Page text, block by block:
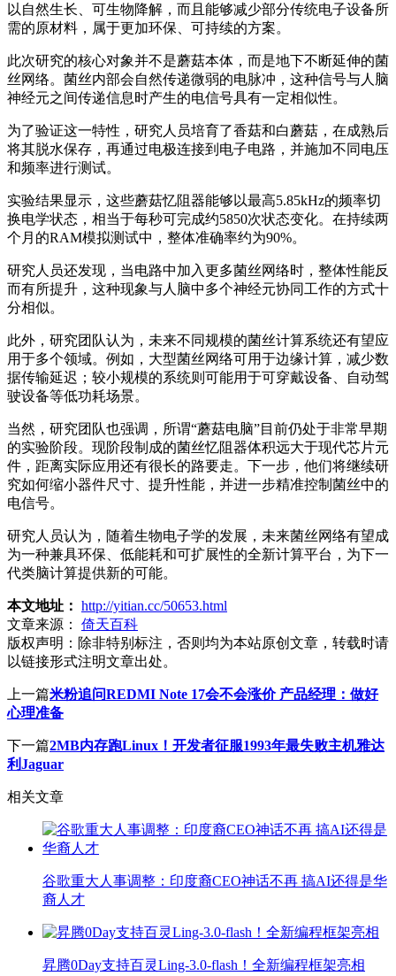
以自然生长、可生物降解，而且能够减少部分传统电子设备所
需的原材料，属于更加环保、可持续的方案。
此次研究的核心对象并不是蘑菇本体，而是地下不断延伸的菌
丝网络。菌丝内部会自然传递微弱的电脉冲，这种信号与人脑
神经元之间传递信息时产生的电信号具有一定相似性。
为了验证这一特性，研究人员培育了香菇和白蘑菇，在成熟后
将其脱水保存，再通过电极连接到电子电路，并施加不同电压
和频率进行测试。
实验结果显示，这些蘑菇忆阻器能够以最高5.85kHz的频率切
换电学状态，相当于每秒可完成约5850次状态变化。在持续两
个月的RAM模拟测试中，整体准确率约为90%。
研究人员还发现，当电路中加入更多菌丝网络时，整体性能反
而有所提升，这种现象与人脑中多个神经元协同工作的方式十
分相似。
此外，研究团队认为，未来不同规模的菌丝计算系统还有望应
用于多个领域。例如，大型菌丝网络可用于边缘计算，减少数
据传输延迟；较小规模的系统则可能用于可穿戴设备、自动驾
驶设备等低功耗场景。
当然，研究团队也强调，所谓“蘑菇电脑”目前仍处于非常早期
的实验阶段。现阶段制成的菌丝忆阻器体积远大于现代芯片元
件，距离实际应用还有很长的路要走。下一步，他们将继续研
究如何缩小器件尺寸、提升性能，并进一步精准控制菌丝中的
电信号。
研究人员认为，随着生物电子学的发展，未来菌丝网络有望成
为一种兼具环保、低能耗和可扩展性的全新计算平台，为下一
代类脑计算提供新的可能。
本文地址： http://yitian.cc/50653.html
文章来源：
倚天百科
版权声明： 除非特别标注，否则均为本站原创文章，转载时请
以链接形式注明文章出处。
上一篇米粉追问REDMI Note 17会不会涨价 产品经理：做好
心理准备
下一篇2MB内存跑Linux！开发者征服1993年最失败主机雅达
利Jaguar
相关文章
谷歌重大人事调整：印度裔CEO神话不再 搞AI还得是华
裔人才
昇腾0Day支持百灵Ling-3.0-flash！全新编程框架亮相